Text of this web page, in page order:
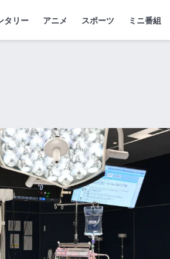
タリー アニメ スポーツ ミニ番組